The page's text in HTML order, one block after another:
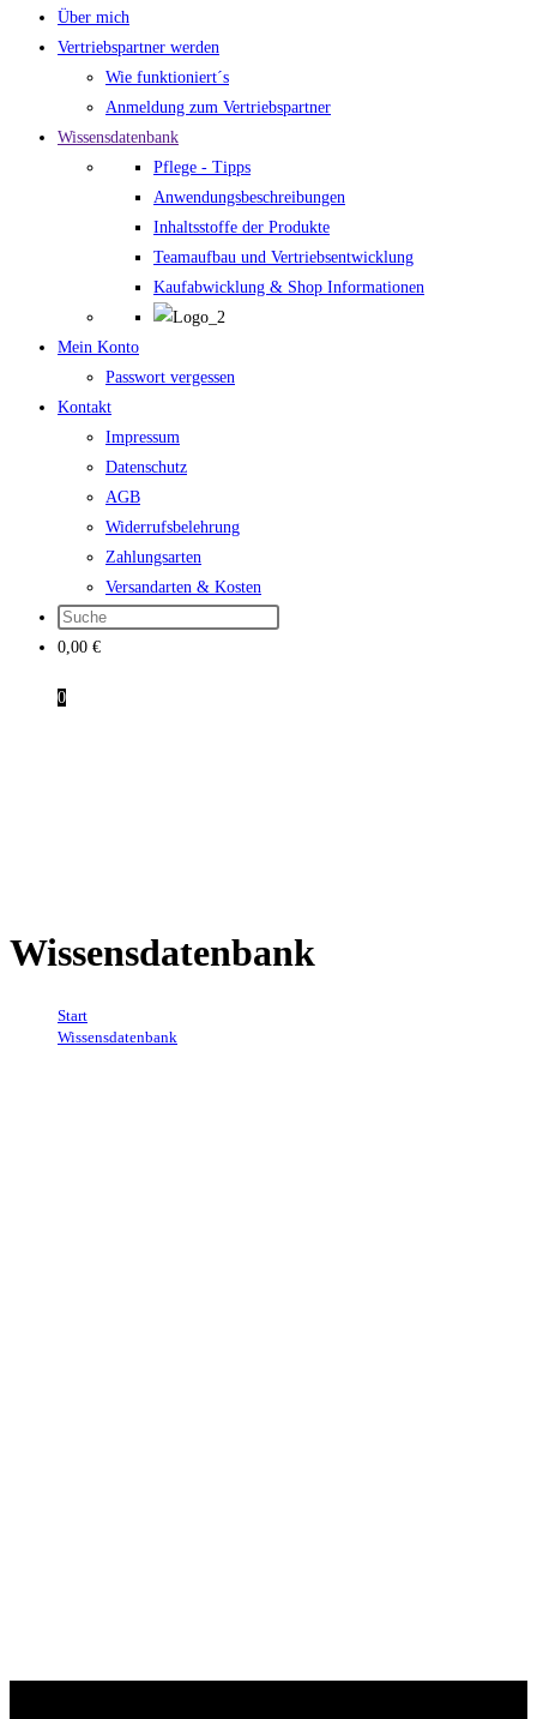
Über mich
Vertriebspartner werden
Wie funktioniert´s
Anmeldung zum Vertriebspartner
Wissensdatenbank
Pflege - Tipps
Anwendungsbeschreibungen
Inhaltsstoffe der Produkte
Teamaufbau und Vertriebsentwicklung
Kaufabwicklung & Shop Informationen
Mein Konto
Passwort vergessen
Kontakt
Impressum
Datenschutz
AGB
Widerrufsbelehrung
Zahlungsarten
Versandarten & Kosten
0,00 €
0
Wissensdatenbank
Start
Wissensdatenbank